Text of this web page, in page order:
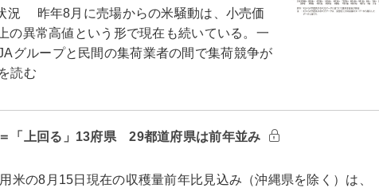
況 昨年8月に売場からの米騒動は、小売価
の異常高値という形で現在も続いている。一
グループと民間の集荷業者の間で集荷競争が
読む
「上回る」13府県 29都道府県は前年並み
の8月15日現在の収穫量前年比見込み（沖縄県を除く）は、